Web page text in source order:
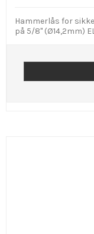
Hammerlås for
på 5/8" (Ø14,2mm)